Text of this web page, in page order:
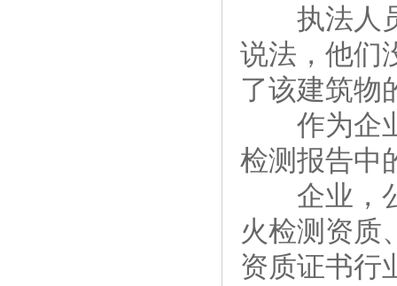
执法人员
说法，他们
了该建筑物
作为企业
检测报告中
企业，公
火检测资质
资质证书行